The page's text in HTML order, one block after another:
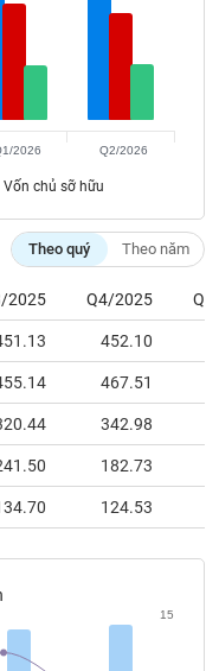
Vốn chủ sỡ hữu
2026 Q2/2026
Theo quý Theo năm
2025 Q4/2025
452.10
467.51
342.98
182.73
124.53
15